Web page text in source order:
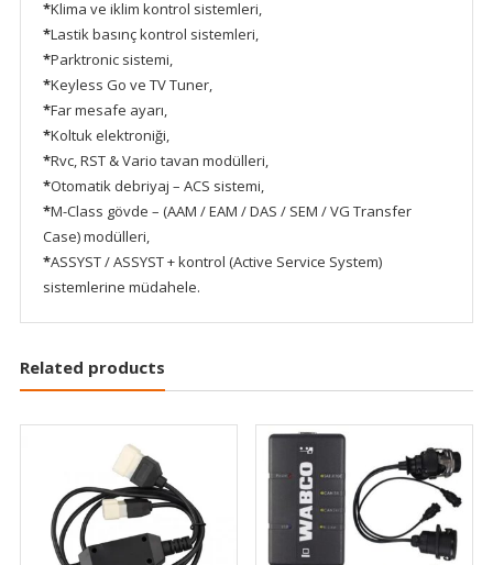
*Klima ve iklim kontrol sistemleri,
*Lastik basınç kontrol sistemleri,
*Parktronic sistemi,
*Keyless Go ve TV Tuner,
*Far mesafe ayarı,
*Koltuk elektroniği,
*Rvc, RST & Vario tavan modülleri,
*Otomatik debriyaj – ACS sistemi,
*M-Class gövde – (AAM / EAM / DAS / SEM / VG Transfer
Case) modülleri,
*ASSYST / ASSYST + kontrol (Active Service System)
sistemlerine müdahele.
Related products